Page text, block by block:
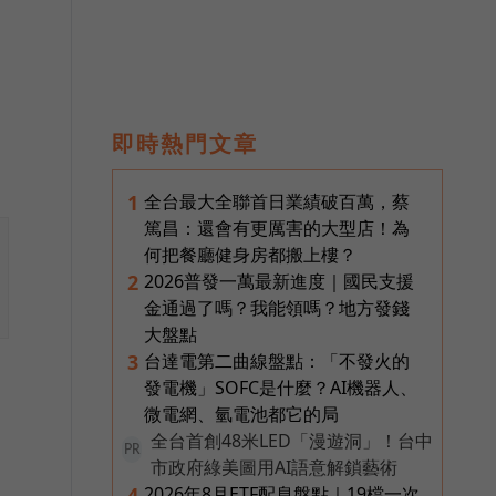
即時熱門文章
1 全台最大全聯首日業績破百萬，蔡
篤昌：還會有更厲害的大型店！為
何把餐廳健身房都搬上樓？
2 2026普發一萬最新進度｜國民支援
金通過了嗎？我能領嗎？地方發錢
大盤點
3 台達電第二曲線盤點：「不發火的
發電機」SOFC是什麼？AI機器人、
微電網、氫電池都它的局
PR
全台首創48米LED「漫遊洞」！台中
市政府綠美圖用AI語意解鎖藝術